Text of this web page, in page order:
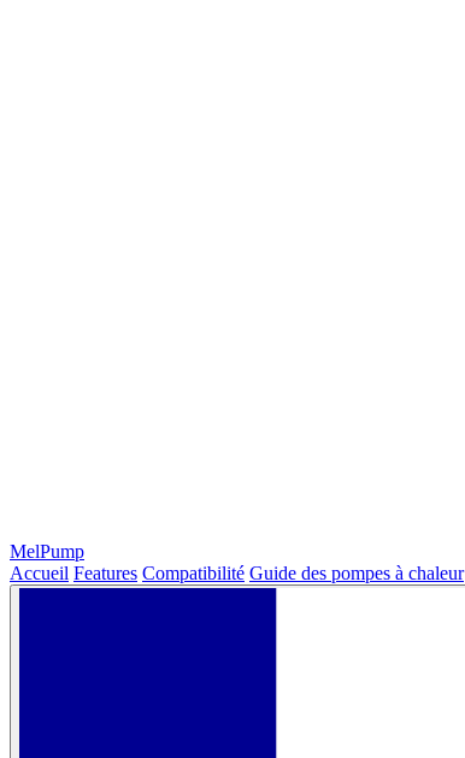
MelPump
Accueil Features Compatibilité Guide des pompes à chaleur